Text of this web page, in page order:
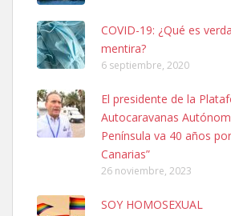
Ninfa perdida
El día 5 se los perdió una ninfa papillera,
calle, se perdió por la zon...
Leales.org » Gran Canaria | 6.7.2025
COVID-19: ¿Qué es
mentira?
6 septiembre, 2020
El presidente de la
Autocaravanas
Península va 40 años
Canarias”
26 noviembre, 2023
SOY HOMOSEXUAL